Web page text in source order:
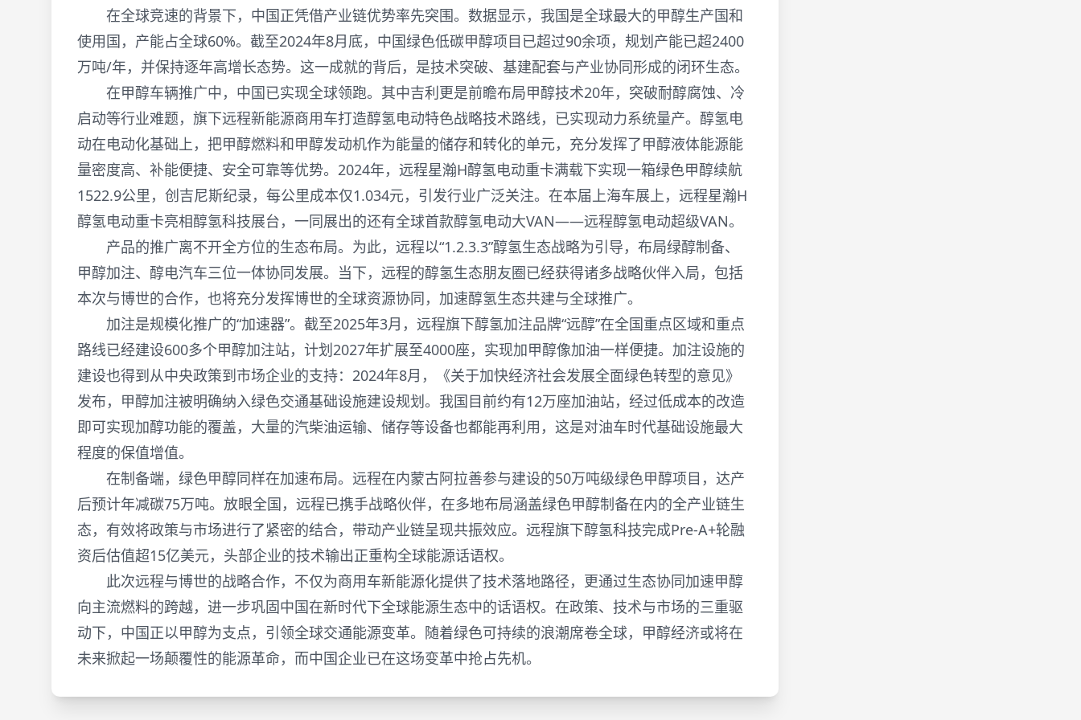
在全球竞速的背景下，中国正凭借产业链优势率先突围。数据显示，我国是全球最大的甲醇生产国和
使用国，产能占全球60%。截至2024年8月底，中国绿色低碳甲醇项目已超过90余项，规划产能已超2400
万吨/年，并保持逐年高增长态势。这一成就的背后，是技术突破、基建配套与产业协同形成的闭环生态。
在甲醇车辆推广中，中国已实现全球领跑。其中吉利更是前瞻布局甲醇技术20年，突破耐醇腐蚀、冷
启动等行业难题，旗下远程新能源商用车打造醇氢电动特色战略技术路线，已实现动力系统量产。醇氢电
动在电动化基础上，把甲醇燃料和甲醇发动机作为能量的储存和转化的单元，充分发挥了甲醇液体能源能
量密度高、补能便捷、安全可靠等优势。2024年，远程星瀚H醇氢电动重卡满载下实现一箱绿色甲醇续航
1522.9公里，创吉尼斯纪录，每公里成本仅1.034元，引发行业广泛关注。在本届上海车展上，远程星瀚H
醇氢电动重卡亮相醇氢科技展台，一同展出的还有全球首款醇氢电动大VAN——远程醇氢电动超级VAN。
产品的推广离不开全方位的生态布局。为此，远程以“1.2.3.3”醇氢生态战略为引导，布局绿醇制备、
甲醇加注、醇电汽车三位一体协同发展。当下，远程的醇氢生态朋友圈已经获得诸多战略伙伴入局，包括
本次与博世的合作，也将充分发挥博世的全球资源协同，加速醇氢生态共建与全球推广。
加注是规模化推广的“加速器”。截至2025年3月，远程旗下醇氢加注品牌“远醇”在全国重点区域和重点
路线已经建设600多个甲醇加注站，计划2027年扩展至4000座，实现加甲醇像加油一样便捷。加注设施的
建设也得到从中央政策到市场企业的支持：2024年8月，《关于加快经济社会发展全面绿色转型的意见》
发布，甲醇加注被明确纳入绿色交通基础设施建设规划。我国目前约有12万座加油站，经过低成本的改造
即可实现加醇功能的覆盖，大量的汽柴油运输、储存等设备也都能再利用，这是对油车时代基础设施最大
程度的保值增值。
在制备端，绿色甲醇同样在加速布局。远程在内蒙古阿拉善参与建设的50万吨级绿色甲醇项目，达产
后预计年减碳75万吨。放眼全国，远程已携手战略伙伴，在多地布局涵盖绿色甲醇制备在内的全产业链生
态，有效将政策与市场进行了紧密的结合，带动产业链呈现共振效应。远程旗下醇氢科技完成Pre-A+轮融
资后估值超15亿美元，头部企业的技术输出正重构全球能源话语权。
此次远程与博世的战略合作，不仅为商用车新能源化提供了技术落地路径，更通过生态协同加速甲醇
向主流燃料的跨越，进一步巩固中国在新时代下全球能源生态中的话语权。在政策、技术与市场的三重驱
动下，中国正以甲醇为支点，引领全球交通能源变革。随着绿色可持续的浪潮席卷全球，甲醇经济或将在
未来掀起一场颠覆性的能源革命，而中国企业已在这场变革中抢占先机。